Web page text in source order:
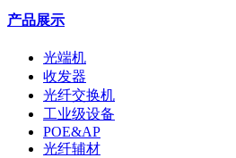
产品展示
光端机
收发器
光纤交换机
工业级设备
POE&AP
光纤辅材